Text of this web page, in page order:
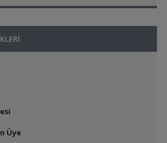
Birikintisi
Akvaryumu
Bimaculata Yavrularıflanormimar
İmalatı
02:25
Üye